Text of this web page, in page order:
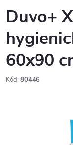
Duvo+
60x90
Kód: 80446